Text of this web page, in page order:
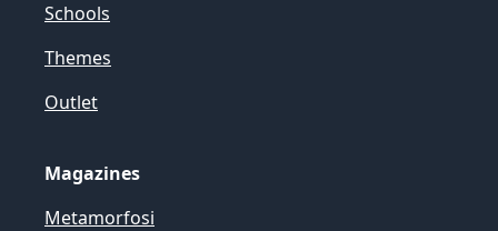
Schools
Themes
Outlet
Magazines
Metamorfosi